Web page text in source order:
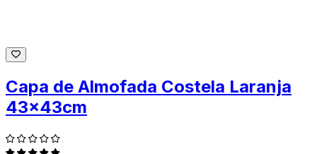
Capa de Almofada Costela Laranja
43x43cm